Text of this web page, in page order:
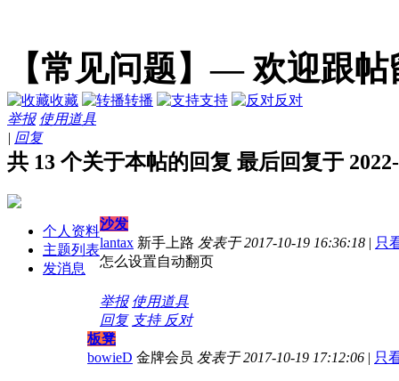
【常见问题】— 欢迎跟帖
收藏 转播 支持
反对
举报 使用道具
| 回复
共 13 个关于本帖的回复 最后回复于
个人资料
主题列表
发消息
沙发
lantax 新手上路 发表于 2017-10-19 16:36:18 | 只
怎么设置自动翻页
举报 使用道具
回复 支持 反对
板凳
bowieD 金牌会员 发表于 2017-10-19 17:12:06 | 只